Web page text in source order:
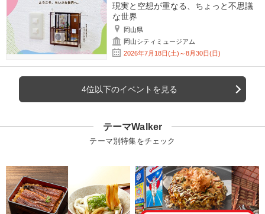
現実と空想が重なる、ちょっと不思議
な世界
岡山県
岡山シティミュージアム
2026年7月18日(土)～8月30日(日)
4位以下のイベントを見る
テーマWalker
テーマ別特集をチェック